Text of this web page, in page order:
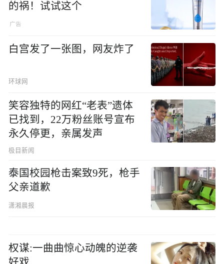
的祸！试试这个
白宫发了一张图，网友炸了
环球网
笑容独特的网红“老表”遗体
已找到，22万粉丝账号宣布
永久停更，亲属发声
极目新闻
泰国校园枪击案致9死，枪手
父亲道歉
潇湘晨报
权谋:一曲曲惊心动魄的逆袭